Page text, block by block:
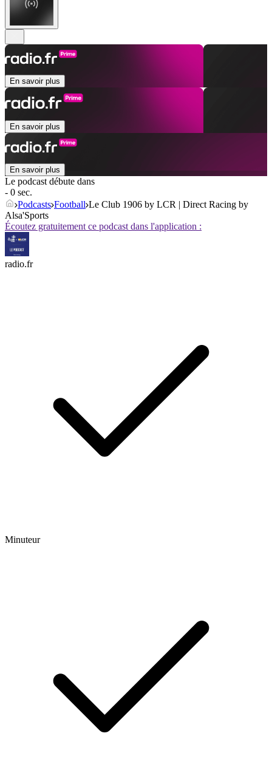
En savoir plus
En savoir plus
En savoir plus
Le podcast débute dans
- 0 sec.
Podcasts Football Le Club 1906 by LCR | Direct Racing by
Alsa'Sports
Écoutez gratuitement ce podcast dans l'application :
radio.fr
Minuteur